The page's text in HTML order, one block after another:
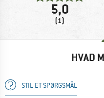
5,0
(1)
HVAD
STIL ET SPØRGSMÅL